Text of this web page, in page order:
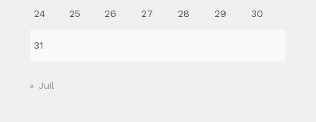
24 25 26 27 28 29 30
31
« Juil